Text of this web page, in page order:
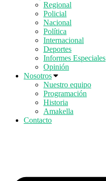
Regional
Policial
Nacional
Política
Internacional
Deportes
Informes Especiales
Opinión
Nosotros
Nuestro equipo
Programación
Historia
Amakella
Contacto